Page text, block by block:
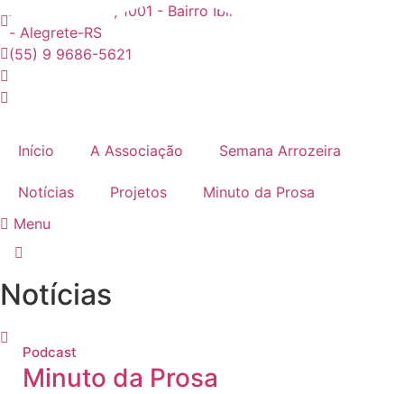
Ir
para
o
conteúdo
Avenida Tiarajú, 1001 - Bairro Ibirapuitã - CEP: 97546550
- Alegrete-RS
(55) 9 9686-5621
Início A Associação Semana Arrozeira
Notícias Projetos
Minuto da Prosa
Menu
Notícias
Podcast
Minuto da Prosa